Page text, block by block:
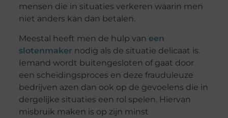
mensen die in situaties verkeren waarin men
niet anders kan dan betalen.
Meestal heeft men de hulp van een
slotenmaker nodig als de situatie delicaat is.
Iemand wordt buitengesloten of gaat door
een scheidingsproces en deze frauduleuze
bedrijven azen dan ook op de gevoelens die in
dergelijke situaties een rol spelen. Hiervan
misbruik maken is op zijn minst